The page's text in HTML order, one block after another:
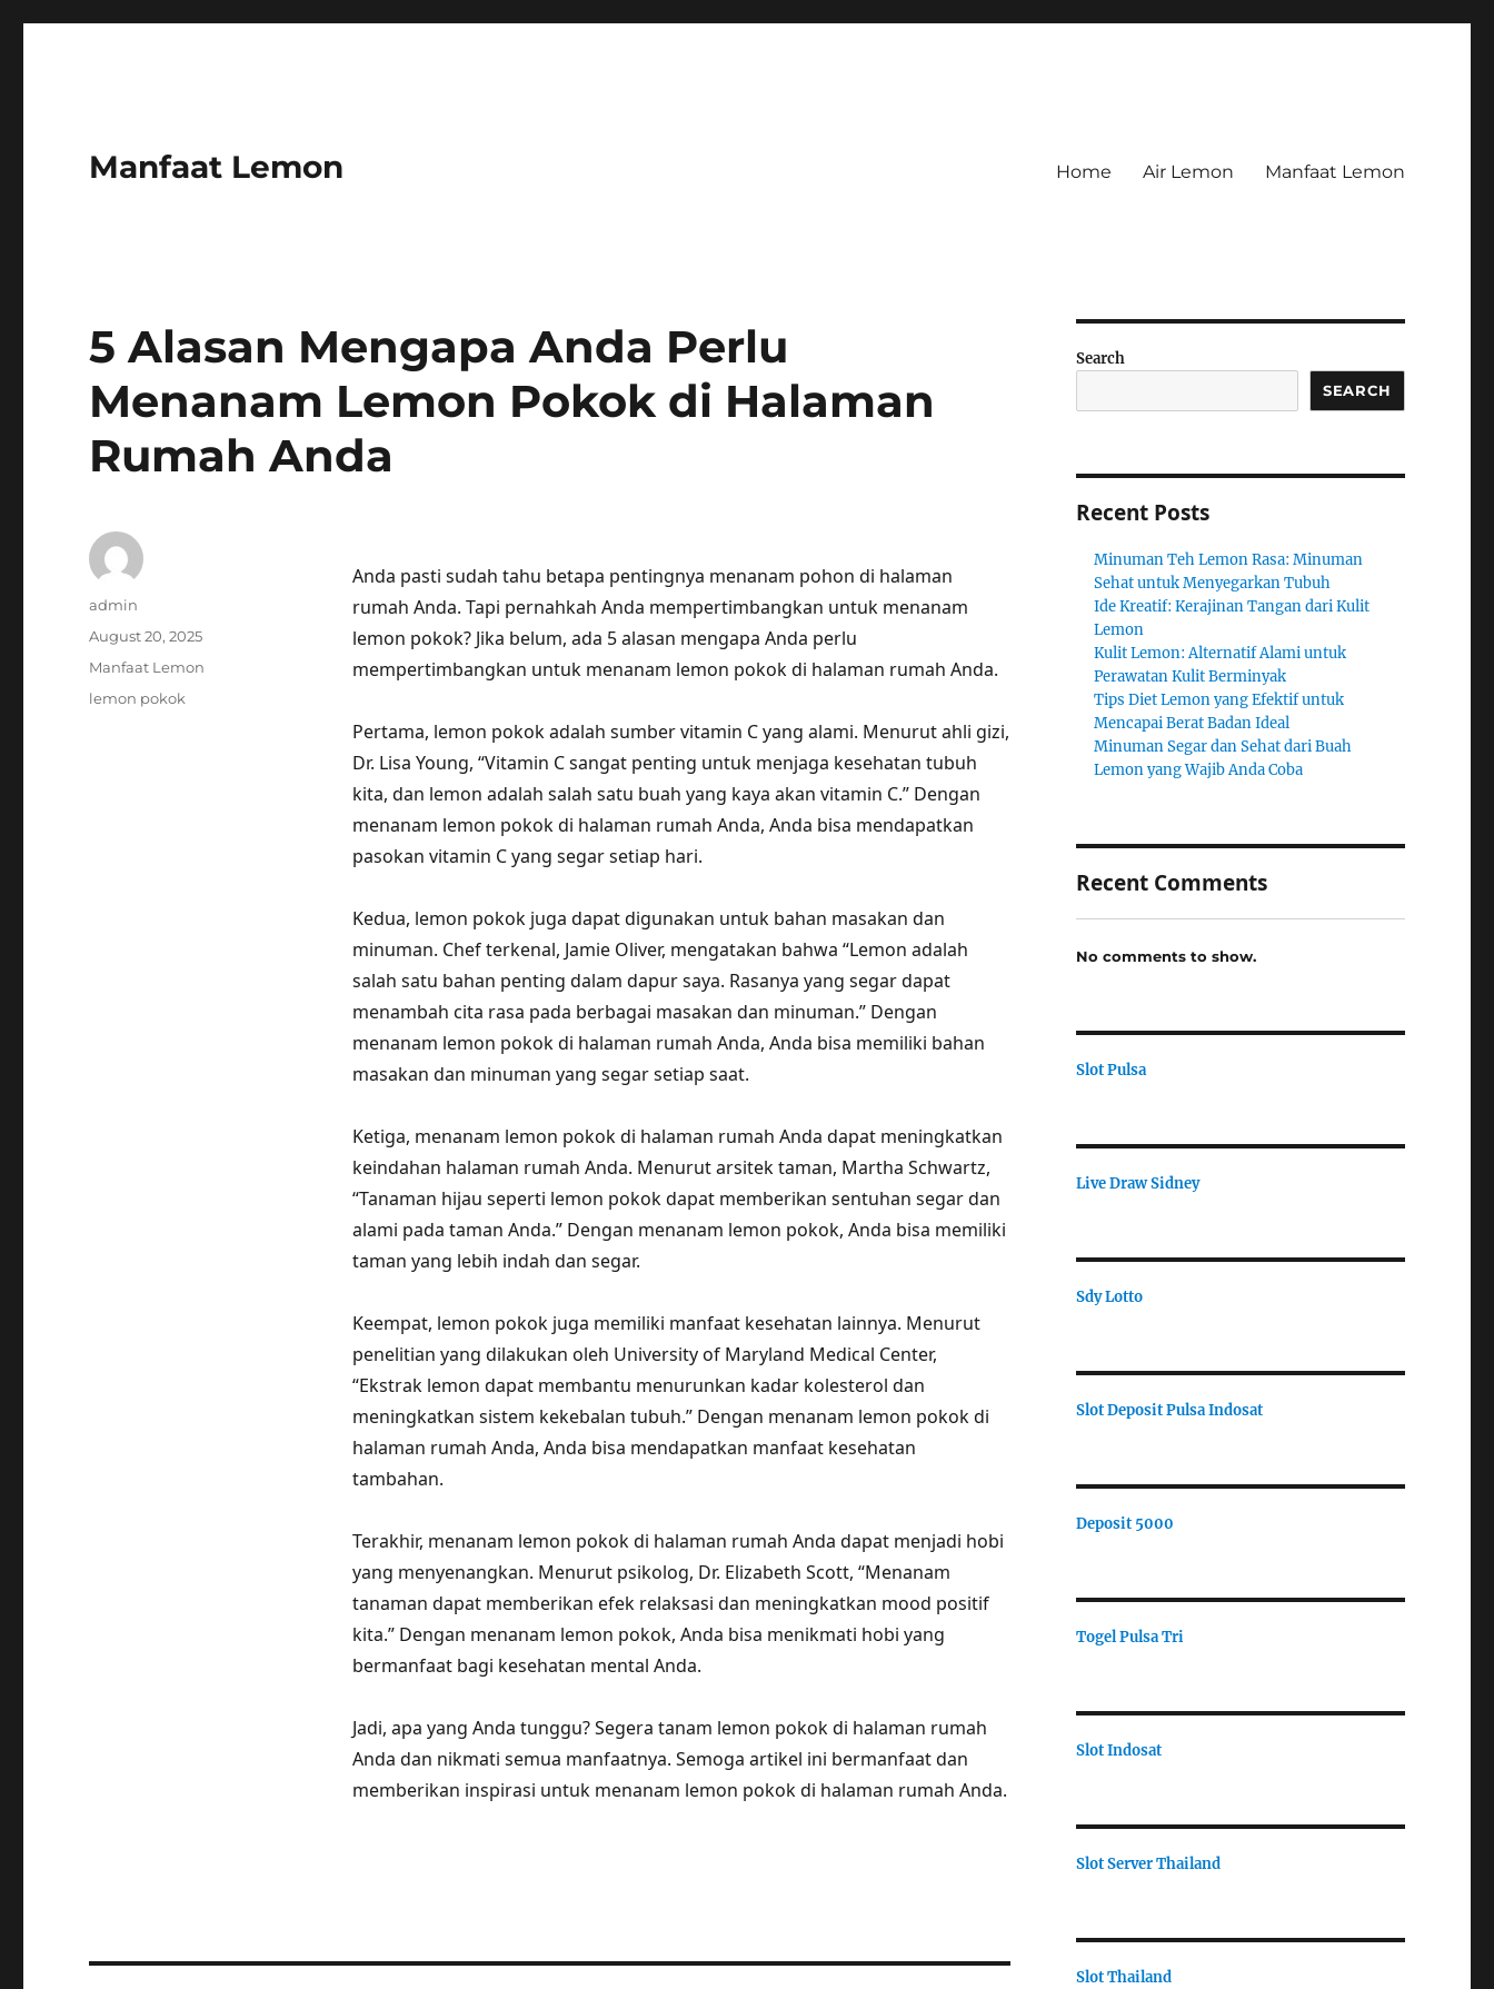
Manfaat Lemon Home Air Lemon Manfaat Lemon
5 Alasan Mengapa Anda Perlu
Menanam Lemon Pokok di Halaman
Rumah Anda
Anda pasti sudah tahu betapa pentingnya menanam pohon di halaman
rumah Anda. Tapi pernahkah Anda mempertimbangkan untuk menanam
lemon pokok? Jika belum, ada 5 alasan mengapa Anda perlu
mempertimbangkan untuk menanam lemon pokok di halaman rumah Anda.
Pertama, lemon pokok adalah sumber vitamin C yang alami. Menurut ahli gizi,
Dr. Lisa Young, “Vitamin C sangat penting untuk menjaga kesehatan tubuh
kita, dan lemon adalah salah satu buah yang kaya akan vitamin C.” Dengan
menanam lemon pokok di halaman rumah Anda, Anda bisa mendapatkan
pasokan vitamin C yang segar setiap hari.
Kedua, lemon pokok juga dapat digunakan untuk bahan masakan dan
minuman. Chef terkenal, Jamie Oliver, mengatakan bahwa “Lemon adalah
salah satu bahan penting dalam dapur saya. Rasanya yang segar dapat
menambah cita rasa pada berbagai masakan dan minuman.” Dengan
menanam lemon pokok di halaman rumah Anda, Anda bisa memiliki bahan
masakan dan minuman yang segar setiap saat.
Ketiga, menanam lemon pokok di halaman rumah Anda dapat meningkatkan
keindahan halaman rumah Anda. Menurut arsitek taman, Martha Schwartz,
“Tanaman hijau seperti lemon pokok dapat memberikan sentuhan segar dan
alami pada taman Anda.” Dengan menanam lemon pokok, Anda bisa memiliki
taman yang lebih indah dan segar.
Keempat, lemon pokok juga memiliki manfaat kesehatan lainnya. Menurut
penelitian yang dilakukan oleh University of Maryland Medical Center,
“Ekstrak lemon dapat membantu menurunkan kadar kolesterol dan
meningkatkan sistem kekebalan tubuh.” Dengan menanam lemon pokok di
halaman rumah Anda, Anda bisa mendapatkan manfaat kesehatan
tambahan.
Terakhir, menanam lemon pokok di halaman rumah Anda dapat menjadi hobi
yang menyenangkan. Menurut psikolog, Dr. Elizabeth Scott, “Menanam
tanaman dapat memberikan efek relaksasi dan meningkatkan mood positif
kita.” Dengan menanam lemon pokok, Anda bisa menikmati hobi yang
bermanfaat bagi kesehatan mental Anda.
Jadi, apa yang Anda tunggu? Segera tanam lemon pokok di halaman rumah
Anda dan nikmati semua manfaatnya. Semoga artikel ini bermanfaat dan
memberikan inspirasi untuk menanam lemon pokok di halaman rumah Anda.
Author
admin
Posted
August 20, 2025
Categories
Manfaat Lemon
Tags
lemon pokok
Search
SEARCH
Recent Posts
Minuman Teh Lemon Rasa: Minuman
Sehat untuk Menyegarkan Tubuh
Ide Kreatif: Kerajinan Tangan dari Kulit
Lemon
Kulit Lemon: Alternatif Alami untuk
Perawatan Kulit Berminyak
Tips Diet Lemon yang Efektif untuk
Mencapai Berat Badan Ideal
Minuman Segar dan Sehat dari Buah
Lemon yang Wajib Anda Coba
Recent Comments
No comments to show.
Slot Pulsa
Live Draw Sidney
Sdy Lotto
Slot Deposit Pulsa Indosat
Deposit 5000
Togel Pulsa Tri
Slot Indosat
Slot Server Thailand
Slot Thailand